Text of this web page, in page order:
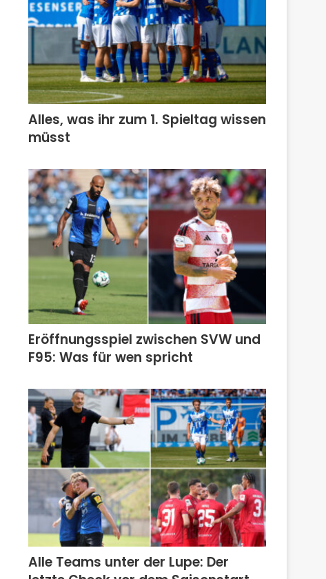
Alles, was ihr zum 1. Spieltag wissen
müsst
Eröffnungsspiel zwischen SVW und
F95: Was für wen spricht
Alle Teams unter der Lupe: Der